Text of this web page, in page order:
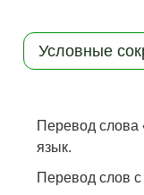
Условные
Перевод слова
язык.
Перевод слов с